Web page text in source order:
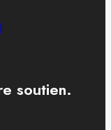
soutien.